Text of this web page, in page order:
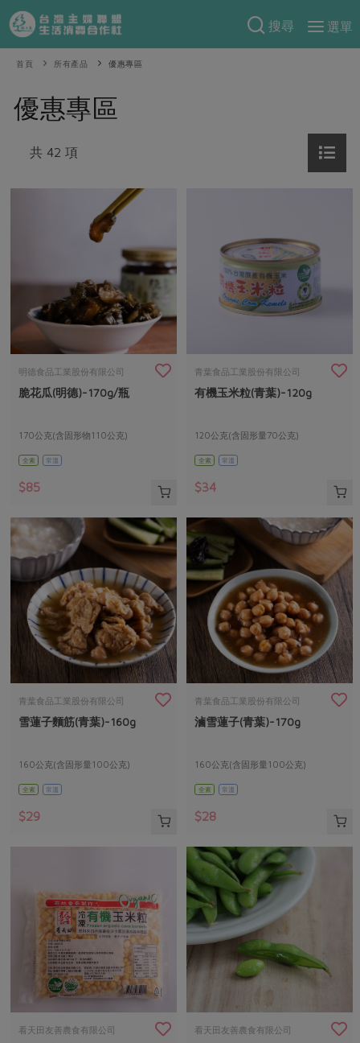
搜尋
選單
產品分類
當季蔬果
一籃菜
芽苗類
奶蛋豆・五穀
豆製品 米麵雜糧
水畜加工品
調理食材・點心
調味醬料/南北貨 烘焙
保健食品
居家好物
美妝保養 個人清潔
家庭清潔
素食專區
食譜料理
常備菜
蔬食
蛋料理
料理方式
醬料
湯品．鍋物
涼拌沙拉
主題食譜
異國料理
年菜食譜
高麗菜海鮮煎餅
把最好的台灣味帶回家！
防災用品預購圓滿結束
2026年端午節預購圓滿結束
更多預購活動
當季產品
合作25-經典快閃最後一週
合作25-精選產品第三彈
更多當季產品
議題活動
主婦聯盟X樂齡網特約優惠案
30%rPET紅烏龍茶
2024農業發展計畫年度報告
更多議題活動
把最好的台灣味帶回家！
一籃菜真心話
社內大小事 合作聯合國
產品故事 生活提案
樂齡生活
廚房瑜伽
減硝酸鹽
減添加物 減塑減廢
公益金 食農教育
更多議題
生活者e週報
綠主張月刊
關於合作社
合作社組織
員工與求才
自主把關
檢驗報告
硝酸鹽檢驗
社員權益
合作社法規
社務專區
選舉專區
媒體報導
地區活動
首頁 所有產品 優惠專區
優惠專區
共 42 項
明德食品工業股份有限公司
脆花瓜(明德)-170g/瓶
170公克(含固形物110公克)
全素 常溫
$85
青葉食品工業股份有限公司
有機玉米粒(青葉)-120g
120公克(含固形量70公克)
全素 常溫
$34
青葉食品工業股份有限公司
雪蓮子麵筋(青葉)-160g
160公克(含固形量100公克)
全素 常溫
$29
青葉食品工業股份有限公司
滷雪蓮子(青葉)-170g
160公克(含固形量100公克)
全素 常溫
$28
看天田友善農食有限公司 看天田友善農食有限公司